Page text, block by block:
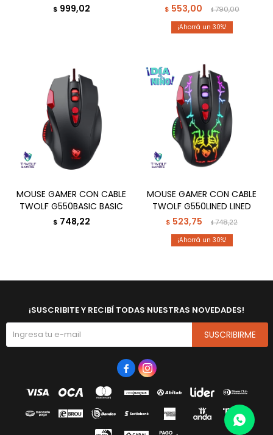
$ 999,02 $ 553,00 $790,00
30
MOUSE GAMER CON CABLE
TWOLF G550BASIC BASIC
$ 748,22
MOUSE GAMER CON CABLE
TWOLF G550LINED LINED
$ 523,75 $748,22
30
¡SUSCRIBITE Y RECIBÍ TODAS NUESTRAS NOVEDADES!
SUSCRIBIRME
 